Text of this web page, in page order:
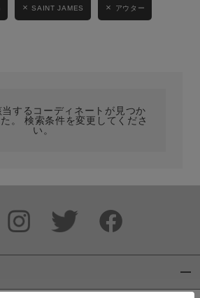
LADIES KIDS
SAINT JAMES アウター
するコーディネートが見つか
。 検索条件を変更してくださ
い。